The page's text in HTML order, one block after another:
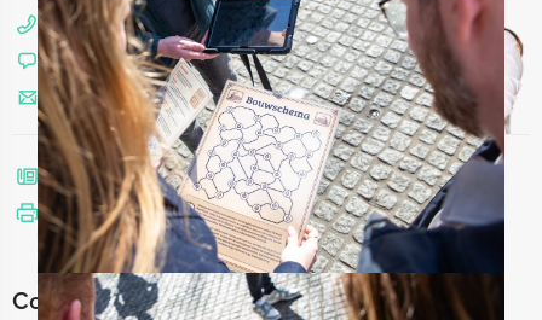
088 428 81 10
Chat met Angela
Stuur ons een mailtje
Bel mij terug
Bekijk printbare versie
Combineer dit uitje met: